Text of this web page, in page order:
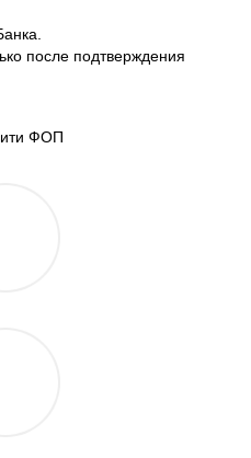
после подтверждения
ФОП